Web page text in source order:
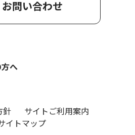
お問い合わせ
へ
針
サイトご利用案内
イトマップ